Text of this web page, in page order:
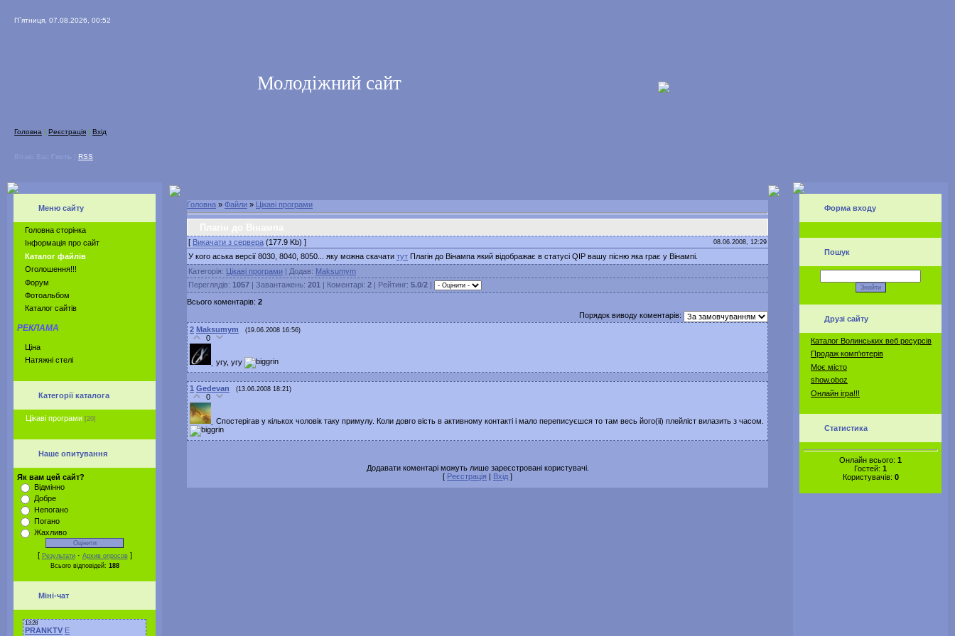
П`ятниця, 07.08.2026, 00:52
Молодіжний сайт
Головна | Реєстрація | Вхід
RSS
Меню сайту
Головна сторінка
Інформація про сайт
Каталог файлів
Оголошення!!!
Форум
Фотоальбом
Каталог сайтів
РЕКЛАМА
Ціна
Натяжні стелі
Категорії каталога
Цікаві програми [20]
Наше опитування
Як вам цей сайт?
Відмінно
Добре
Непогано
Погано
Жахливо
[ Результати· Архив опросов]
Всього відповідей: 188
Міні-чат
Головна » Файли » Цікаві програми
[ Викачати з сервера (177.9 Kb) ] 08.06.2008, 12:29
У кого аська версії 8030, 8040, 8050... яку можна скачати тут Плагін до Вінампа який відображає в статусі QIP вашу пісню яка грає у Вінампі.
Категорія: Цікаві програми | Додав: Maksumym
Переглядів: 1057 | Завантажень: 201 | Коментарі: 2 | Рейтинг: 5.0/2 |
Всього коментарів: 2
Порядок виводу коментарів:
2 Maksumym (19.06.2008 16:56)
0
угу, угу
1 Gedevan (13.06.2008 18:21)
0
Спостерігав у кількох чоловік таку примулу. Коли довго вість в активному контакті і мало переписуєшся то там весь його(іі) плейліст вилазить з часом.
Додавати коментарі можуть лише зареєстровані користувачі.
[ Реєстрація | Вхід ]
Форма входу
Пошук
Друзі сайту
Каталог Волинських веб ресурсів
Продаж комп'ютерів
Моє місто
show.oboz
Онлайн ігра!!!
Статистика
Онлайн всього: 1
Гостей: 1
Користувачів: 0